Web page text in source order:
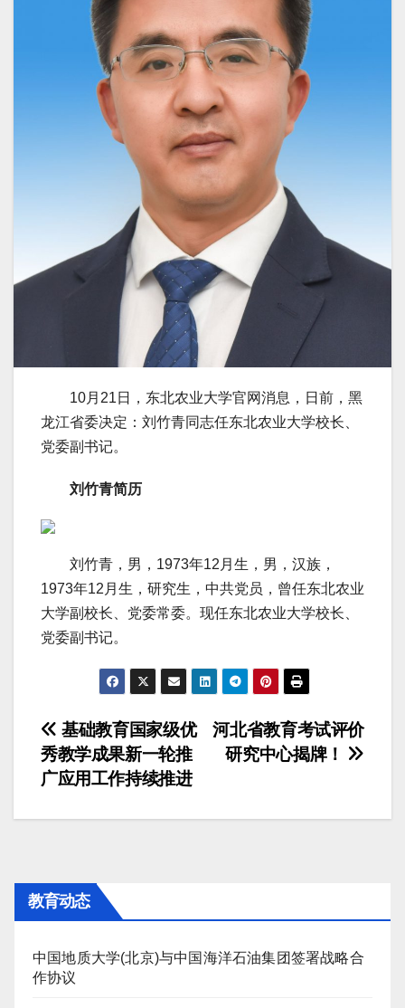
10月21日，东北农业大学官网消息，日前，黑
龙江省委决定：刘竹青同志任东北农业大学校长、
党委副书记。
刘竹青简历
刘竹青，男，1973年12月生，男，汉族，
1973年12月生，研究生，中共党员，曾任东北农业
大学副校长、党委常委。现任东北农业大学校长、
党委副书记。
文
章
导
河北省教育考试评价
研究中心揭牌！
基础教育国家级优
秀教学成果新一轮推
广应用工作持续推进
教育动态
中国地质大学(北京)与中国海洋石油集团签署战略合
作协议